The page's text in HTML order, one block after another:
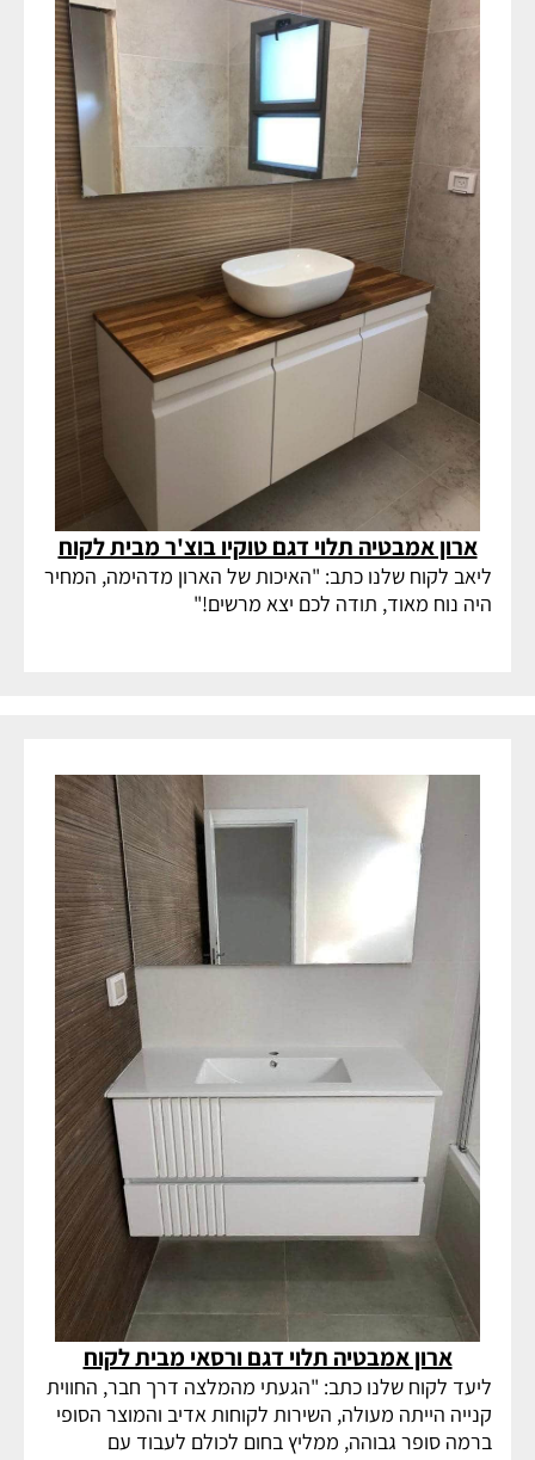
ארון אמבטיה תלוי דגם טוקיו בוצ'ר מבית לקוח
ליאב לקוח שלנו כתב: "האיכות של הארון מדהימה, המחיר
היה נוח מאוד, תודה לכם יצא מרשים!"
ארון אמבטיה תלוי דגם ורסאי מבית לקוח
ליעד לקוח שלנו כתב: "הגעתי מהמלצה דרך חבר, החווית
קנייה הייתה מעולה, השירות לקוחות אדיב והמוצר הסופי
ברמה סופר גבוהה, ממליץ בחום לכולם לעבוד עם